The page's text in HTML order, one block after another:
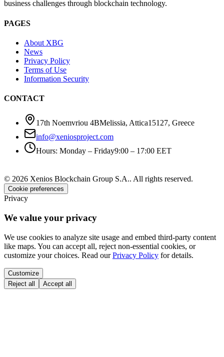
business challenges through blockchain technology.
PAGES
About XBG
News
Privacy Policy
Terms of Use
Information Security
CONTACT
17th Noemvriou 4BMelissia, Attica15127, Greece
info@xeniosproject.com
Hours: Monday – Friday9:00 – 17:00 EET
© 2026 Xenios Blockchain Group S.A.. All rights reserved.
Cookie preferences
Privacy
We value your privacy
We use cookies to analyze site usage and embed third-party content
like maps. You can accept all, reject non-essential cookies, or
customize your choices. Read ourPrivacy Policy for details.
Customize
Reject all
Accept all